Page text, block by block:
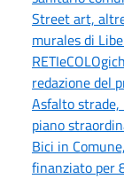
Street art,
murales di
redazione del
Asfalto
piano
Bici in
finanziato per